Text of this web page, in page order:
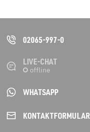
02065-997-0
LIVE-CHAT
WHATSAPP
KONTAKT­FORMULAR